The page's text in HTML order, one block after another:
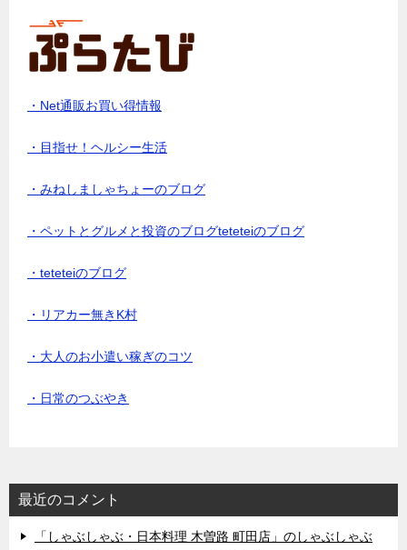
・Net通販お買い得情報
・目指せ！ヘルシー生活
・みねしましゃちょーのブログ
・ペットとグルメと投資のブログteteteiのブログ
・teteteiのブログ
・リアカー無きK村
・大人のお小遣い稼ぎのコツ
・日常のつぶやき
最近のコメント
「しゃぶしゃぶ・日本料理 木曽路 町田店」のしゃぶしゃぶ